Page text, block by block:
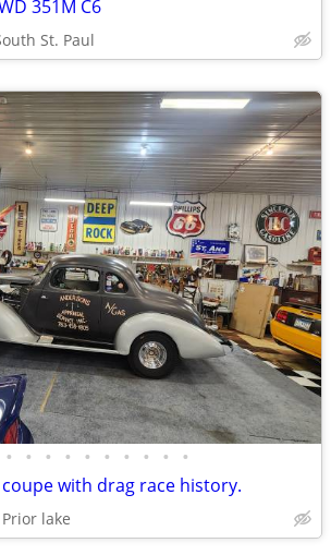
351M C6
St. Paul
• • • • • • • • • •
with drag race history.
Prior lake